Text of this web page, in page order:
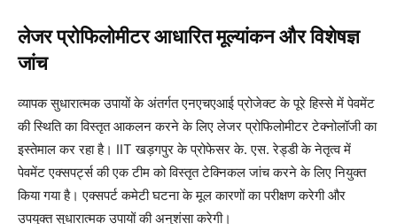
लेजर प्रोफिलोमीटर आधारित मूल्यांकन और विशेषज्ञ
जांच
व्यापक सुधारात्मक उपायों के अंतर्गत एनएचएआई प्रोजेक्ट के पूरे हिस्से में पेवमेंट
की स्थिति का विस्तृत आकलन करने के लिए लेजर प्रोफिलोमीटर टेक्नोलॉजी का
इस्तेमाल कर रहा है। IIT खड़गपुर के प्रोफेसर के. एस. रेड्डी के नेतृत्व में
पेवमेंट एक्सपर्ट्स की एक टीम को विस्तृत टेक्निकल जांच करने के लिए नियुक्त
किया गया है। एक्सपर्ट कमेटी घटना के मूल कारणों का परीक्षण करेगी और
उपयुक्त सुधारात्मक उपायों की अनुशंसा करेगी।